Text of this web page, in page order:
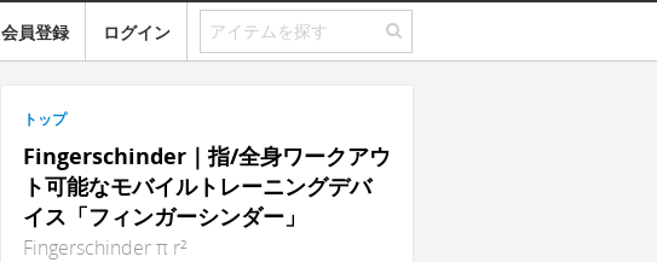
会員登録 ログイン
トップ
Fingerschinder｜指/全身ワークアウ
ト可能なモバイルトレーニングデバ
イス「フィンガーシンダー」
Fingerschinder π r²